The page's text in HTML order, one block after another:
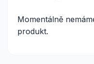
Momentálně
produkt.